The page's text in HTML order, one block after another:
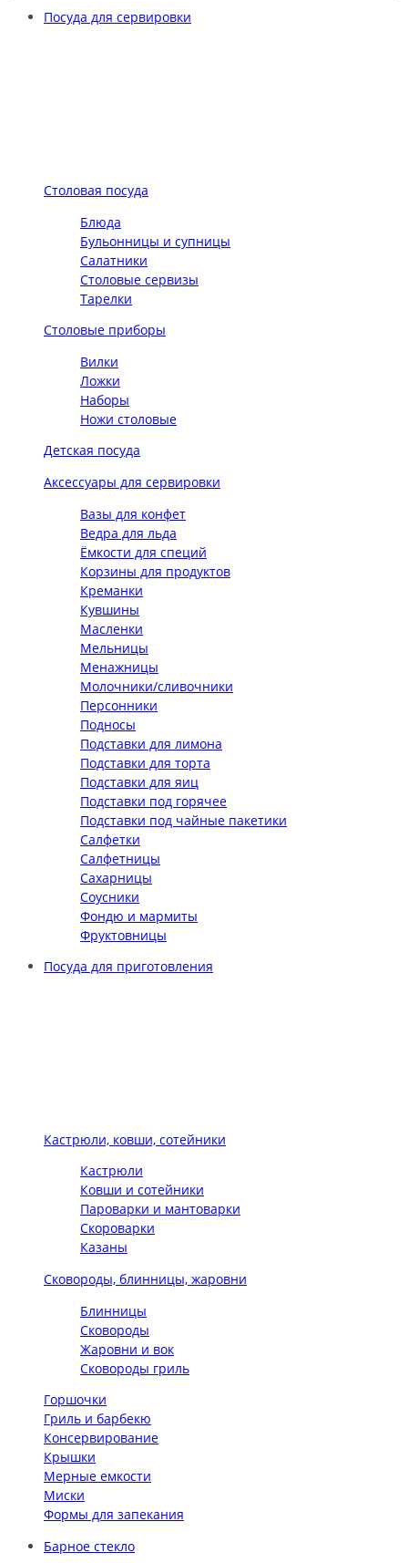
Посуда для сервировки
Столовая посуда
Блюда
Бульонницы и супницы
Салатники
Столовые сервизы
Тарелки
Столовые приборы
Вилки
Ложки
Наборы
Ножи столовые
Детская посуда
Аксессуары для сервировки
Вазы для конфет
Ведра для льда
Ёмкости для специй
Корзины для продуктов
Креманки
Кувшины
Масленки
Мельницы
Менажницы
Молочники/сливочники
Персонники
Подносы
Подставки для лимона
Подставки для торта
Подставки для яиц
Подставки под горячее
Подставки под чайные пакетики
Салфетки
Салфетницы
Сахарницы
Соусники
Фондю и мармиты
Фруктовницы
Посуда для приготовления
Кастрюли, ковши, сотейники
Кастрюли
Ковши и сотейники
Пароварки и мантоварки
Скороварки
Казаны
Сковороды, блинницы, жаровни
Блинницы
Сковороды
Жаровни и вок
Сковороды гриль
Горшочки
Гриль и барбекю
Консервирование
Крышки
Мерные емкости
Миски
Формы для запекания
Барное стекло